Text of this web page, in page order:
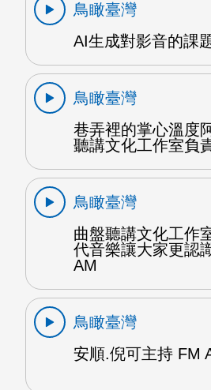
鳥瞰臺灣
AI生成對影音的課
鳥瞰臺灣
巷弄裡的掌心溫度
聽講文化工作室負
鳥瞰臺灣
曲盤聽講文化工作
代音樂讓大家更認
AM
鳥瞰臺灣
安順.倪可主持 FM